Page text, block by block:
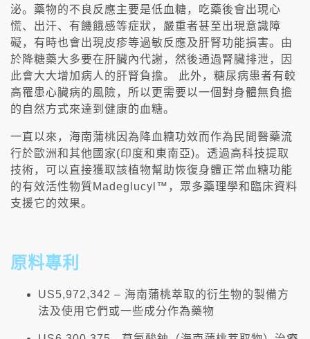
泌。藥物的不良反應主要是低血糖，吃藥後會出現心
慌、出汗、有饑餓感等症狀，嚴重者甚至出現意識障
礙，有時也會出現皮疹等過敏反應及肝腎功能損害。由
於降糖藥大多要在肝臟內代謝，然後通過腎臟排泄，因
此會大大增加病人的肝腎負擔。 此外，糖尿病患者有較
高罹患心臟病的風險，所以更需要以一個對身體無負擔
的自然方式來達到健康的血糖。
一直以來，海南蒲桃因為降血糖功效而作為民間醫藥流
行於歐洲和其他國家(印度和東南亞)。透過高科技提取
技術，可以直接獲取該植物幫助恢復身體正常血糖功能
的有效活性物質Madeglucyl™，眾多藥理學和臨床資料
支援它的效果。
原料專利
US5,972,342 – 海南蒲桃萃取的衍生物的製備方
法及使用它們或一些成分作為藥物